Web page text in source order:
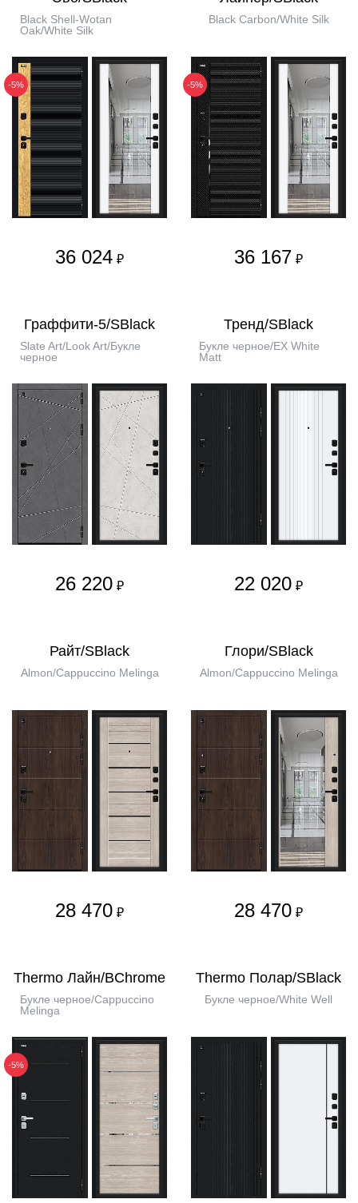
Black Shell-Wotan
Oak/White Silk
-5%
36 024 ₽
Black Carbon/White Silk
-5%
36 167 ₽
Граффити-5/SBlack
Slate Art/Look Art/Букле
черное
26 220 ₽
Тренд/SBlack
Букле черное/EX White
Matt
22 020 ₽
Райт/SBlack
Almon/Cappuccino Melinga
28 470 ₽
Глори/SBlack
Almon/Cappuccino Melinga
28 470 ₽
Thermo Лайн/BChrome
Букле черное/Cappuccino
Melinga
-5%
Thermo Полар/SBlack
Букле черное/White Well